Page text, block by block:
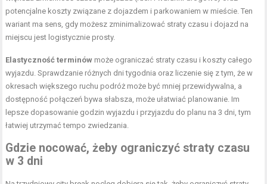
potencjalne koszty związane z dojazdem i parkowaniem w mieście. Ten
wariant ma sens, gdy możesz zminimalizować straty czasu i dojazd na
miejscu jest logistycznie prosty.
Elastyczność terminów może ograniczać straty czasu i koszty całego
wyjazdu. Sprawdzanie różnych dni tygodnia oraz liczenie się z tym, że w
okresach większego ruchu podróż może być mniej przewidywalna, a
dostępność połączeń bywa słabsza, może ułatwiać planowanie. Im
lepsze dopasowanie godzin wyjazdu i przyjazdu do planu na 3 dni, tym
łatwiej utrzymać tempo zwiedzania.
Gdzie nocować, żeby ograniczyć straty czasu
w 3 dni